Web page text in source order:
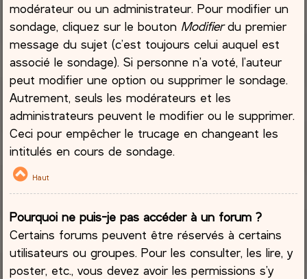
modérateur ou un administrateur. Pour modifier un
sondage, cliquez sur le bouton Modifierdu premier
message du sujet (c’est toujours celui auquel est
associé le sondage). Si personne n’a voté, l’auteur
peut modifier une option ou supprimer le sondage.
Autrement, seuls les modérateurs et les
administrateurs peuvent le modifier ou le supprimer.
Ceci pour empêcher le trucage en changeant les
intitulés en cours de sondage.
Haut
Pourquoi ne puis-je pas accéder à un forum ?
Certains forums peuvent être réservés à certains
utilisateurs ou groupes. Pour les consulter, les lire, y
poster, etc., vous devez avoir les permissions s’y